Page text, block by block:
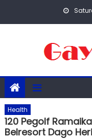
Health
120 Pegolf
Belresort Dago